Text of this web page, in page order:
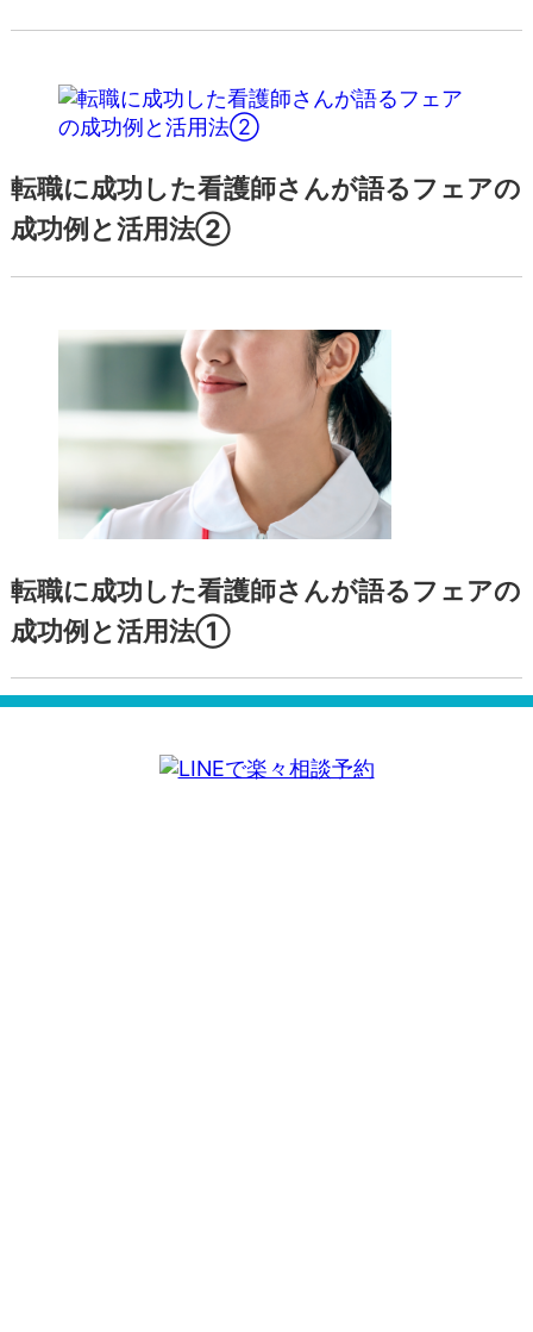
転職に成功した看護師さんが語るフェアの
成功例と活用法②
転職に成功した看護師さんが語るフェアの
成功例と活用法①